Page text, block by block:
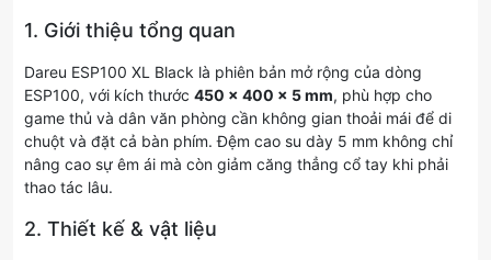
1. Giới thiệu tổng quan
Dareu ESP100 XL Black là phiên bản mở rộng của dòng
ESP100, với kích thước 450 × 400 × 5 mm, phù hợp cho
game thủ và dân văn phòng cần không gian thoải mái để di
chuột và đặt cả bàn phím. Đệm cao su dày 5 mm không chỉ
nâng cao sự êm ái mà còn giảm căng thẳng cổ tay khi phải
thao tác lâu.
2. Thiết kế & vật liệu